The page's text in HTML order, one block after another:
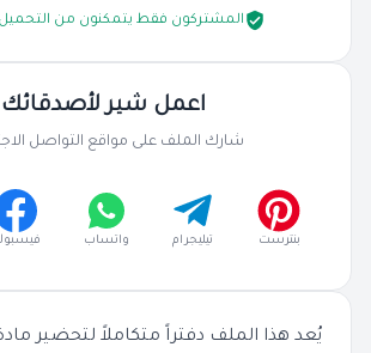
يُعد هذا الملف دفتراً متكاملاً لتحضير
المشتركون فقط يتمكنون من التحميل
اعمل شير لأصدقائك
شارك الملف على مواقع التواصل
بنترست تيليجرام واتساب